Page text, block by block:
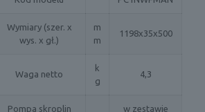
Wymiary (szer. x
wys. x gł.)
m
m
1198x35x500
Waga netto
k
g
4,3
Pompa skroplin w zestawie